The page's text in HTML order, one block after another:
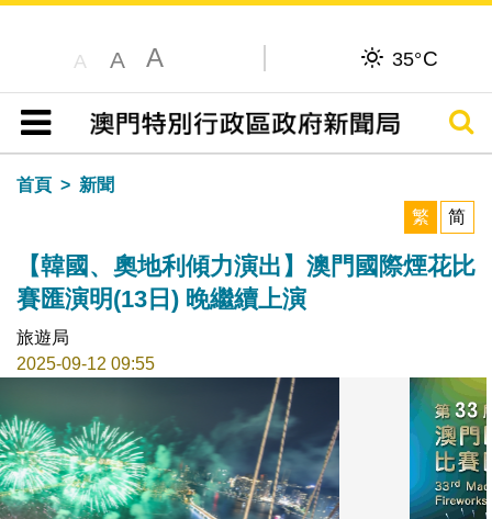
A A A 35°C
目錄
搜尋
首頁
新聞
繁
简
【韓國、奧地利傾力演出】澳門國際煙花比
賽匯演明(13日) 晚繼續上演
旅遊局
2025-09-12 09:55